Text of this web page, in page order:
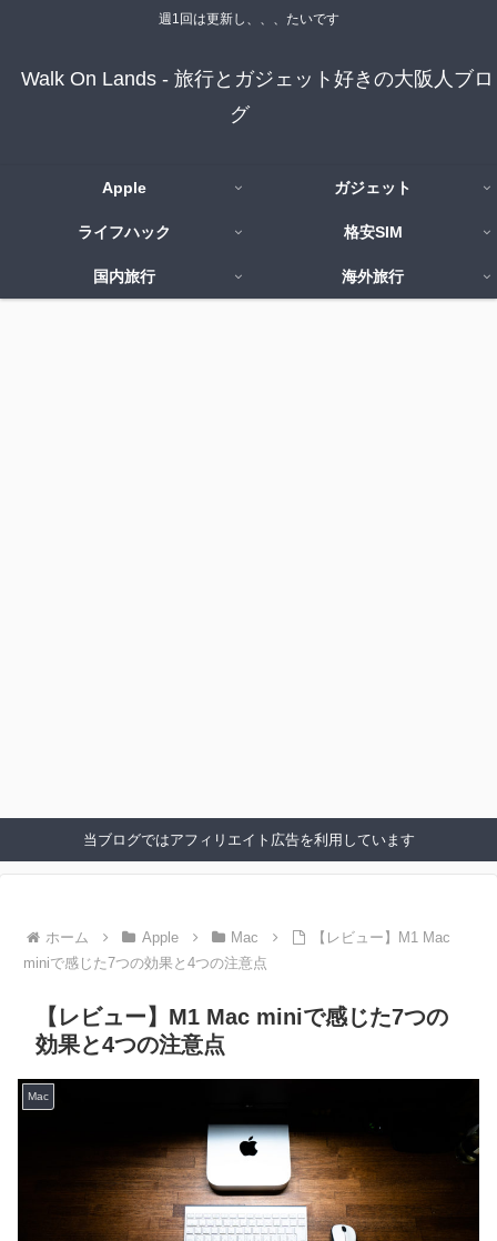
週1回は更新し、、、たいです
Walk On Lands - 旅行とガジェット好きの大阪人ブロ
グ
Apple ガジェット
ライフハック 格安SIM
国内旅行 海外旅行
当ブログではアフィリエイト広告を利用しています
ホーム Apple Mac
【レビュー】M1 Mac
miniで感じた7つの効果と4つの注意点
【レビュー】M1 Mac miniで感じた7つの
効果と4つの注意点
Mac